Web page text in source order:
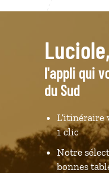
Luciole,
l'appli qui
du Sud
1 clic
Notre
bonnes